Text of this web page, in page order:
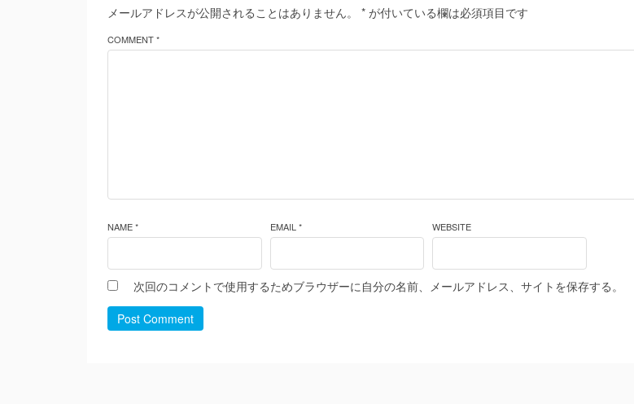
メールアドレスが公開されることはありません。 * が付いている欄は必須項目です
COMMENT *
NAME * EMAIL * WEBSITE
次回のコメントで使用するためブラウザーに自分の名前、メールアドレス、サイトを保存する。
Post Comment